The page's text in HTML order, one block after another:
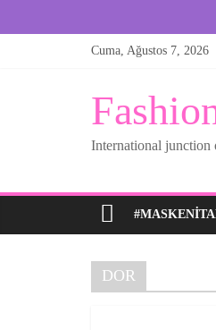
Cuma, Ağustos 7, 2026
International junction
DOR